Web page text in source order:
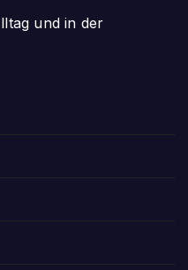
und in der